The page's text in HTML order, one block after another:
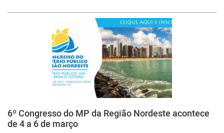
6º Congresso do MP da Região Nordeste acontece
de 4 a 6 de março